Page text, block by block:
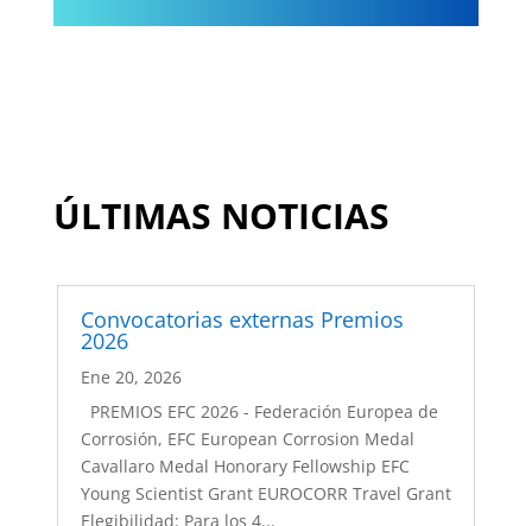
ÚLTIMAS NOTICIAS
Convocatorias externas Premios
2026
Ene 20, 2026
PREMIOS EFC 2026 - Federación Europea de
Corrosión, EFC European Corrosion Medal
Cavallaro Medal Honorary Fellowship EFC
Young Scientist Grant EUROCORR Travel Grant
Elegibilidad: Para los 4...